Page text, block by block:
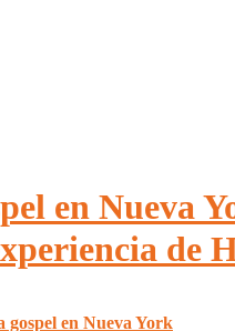
en Nueva
de